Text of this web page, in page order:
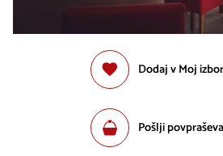
Dodaj v Moj izbor
Pošlji